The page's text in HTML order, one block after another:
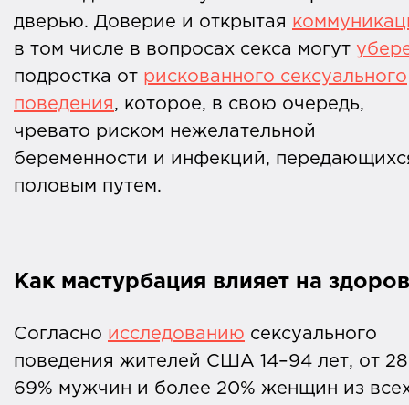
дверью. Доверие и открытая
в том числе в вопросах секса могут
подростка от рискованного сексуального
поведения, которое, в свою очередь,
чревато риском нежелательной
беременности и инфекций,
половым путем.
Как мастурбация влияет на
Согласно исследованию сексуального
поведения жителей США 14–94 лет, от
69% мужчин и более 20% женщин из